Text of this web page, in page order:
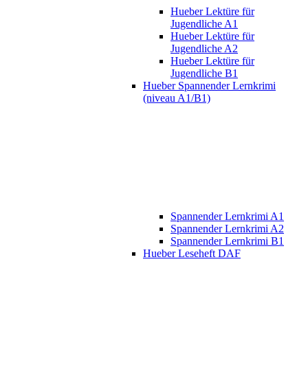
Hueber Lektüre für
Jugendliche A1
Hueber Lektüre für
Jugendliche A2
Hueber Lektüre für
Jugendliche B1
Hueber Spannender Lernkrimi
(niveau A1/B1)
Spannender Lernkrimi A1
Spannender Lernkrimi A2
Spannender Lernkrimi B1
Hueber Leseheft DAF